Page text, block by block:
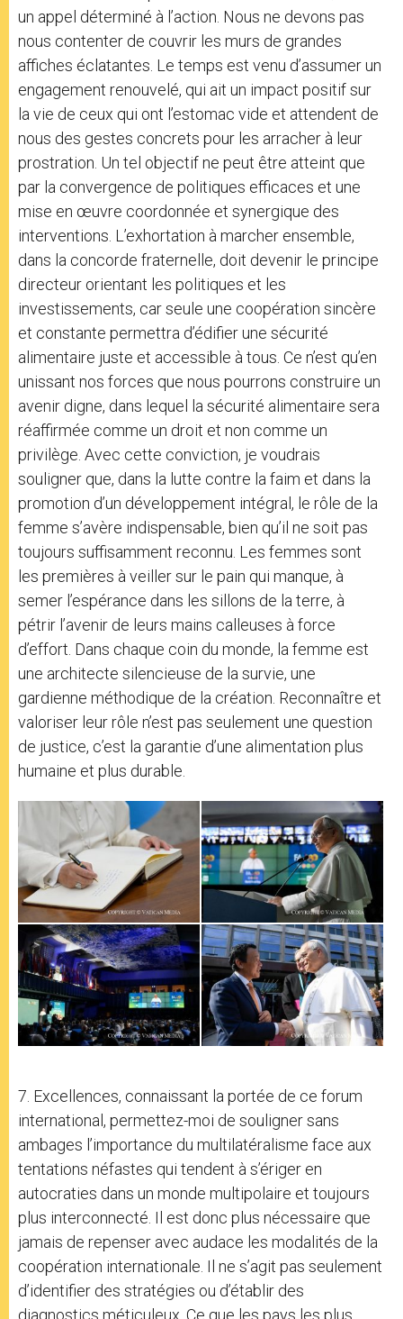
un appel déterminé à l’action. Nous ne devons pas
nous contenter de couvrir les murs de grandes
affiches éclatantes. Le temps est venu d’assumer un
engagement renouvelé, qui ait un impact positif sur
la vie de ceux qui ont l’estomac vide et attendent de
nous des gestes concrets pour les arracher à leur
prostration. Un tel objectif ne peut être atteint que
par la convergence de politiques efficaces et une
mise en œuvre coordonnée et synergique des
interventions. L’exhortation à marcher ensemble,
dans la concorde fraternelle, doit devenir le principe
directeur orientant les politiques et les
investissements, car seule une coopération sincère
et constante permettra d’édifier une sécurité
alimentaire juste et accessible à tous. Ce n’est qu’en
unissant nos forces que nous pourrons construire un
avenir digne, dans lequel la sécurité alimentaire sera
réaffirmée comme un droit et non comme un
privilège. Avec cette conviction, je voudrais
souligner que, dans la lutte contre la faim et dans la
promotion d’un développement intégral, le rôle de la
femme s’avère indispensable, bien qu’il ne soit pas
toujours suffisamment reconnu. Les femmes sont
les premières à veiller sur le pain qui manque, à
semer l’espérance dans les sillons de la terre, à
pétrir l’avenir de leurs mains calleuses à force
d’effort. Dans chaque coin du monde, la femme est
une architecte silencieuse de la survie, une
gardienne méthodique de la création. Reconnaître et
valoriser leur rôle n’est pas seulement une question
de justice, c’est la garantie d’une alimentation plus
humaine et plus durable.
7. Excellences, connaissant la portée de ce forum
international, permettez-moi de souligner sans
ambages l’importance du multilatéralisme face aux
tentations néfastes qui tendent à s’ériger en
autocraties dans un monde multipolaire et toujours
plus interconnecté. Il est donc plus nécessaire que
jamais de repenser avec audace les modalités de la
coopération internationale. Il ne s’agit pas seulement
d’identifier des stratégies ou d’établir des
diagnostics méticuleux. Ce que les pays les plus